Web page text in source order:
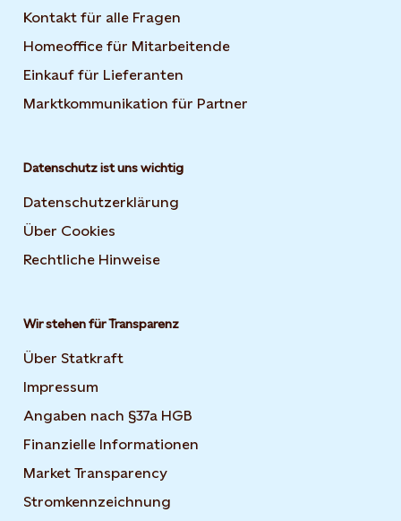
Kontakt für alle Fragen
Homeoffice für Mitarbeitende
Einkauf für Lieferanten
Marktkommunikation für Partner
Datenschutz ist uns wichtig
Datenschutzerklärung
Über Cookies
Rechtliche Hinweise
Wir stehen für Transparenz
Über Statkraft
Impressum
Angaben nach §37a HGB
Finanzielle Informationen
Market Transparency
Stromkennzeichnung